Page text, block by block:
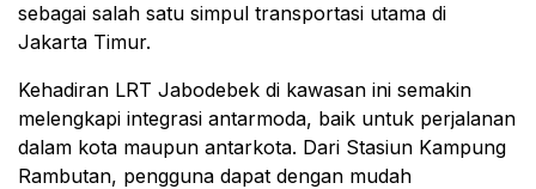
sebagai salah satu simpul transportasi utama di
Jakarta Timur.
Kehadiran LRT Jabodebek di kawasan ini semakin
melengkapi integrasi antarmoda, baik untuk perjalanan
dalam kota maupun antarkota. Dari Stasiun Kampung
Rambutan, pengguna dapat dengan mudah